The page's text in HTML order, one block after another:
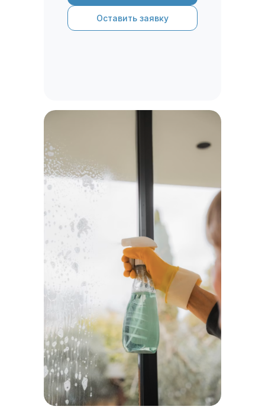
Оставить заявку
Клинер в назначенное время
прибывает на объект со всем
необходимым инвентарем и
начинает работу.